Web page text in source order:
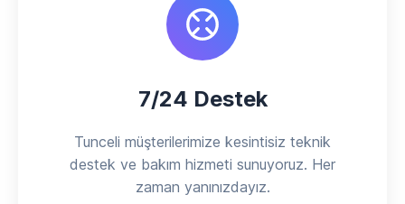
7/24 Destek
Tunceli müşterilerimize kesintisiz teknik
destek ve bakım hizmeti sunuyoruz. Her
zaman yanınızdayız.